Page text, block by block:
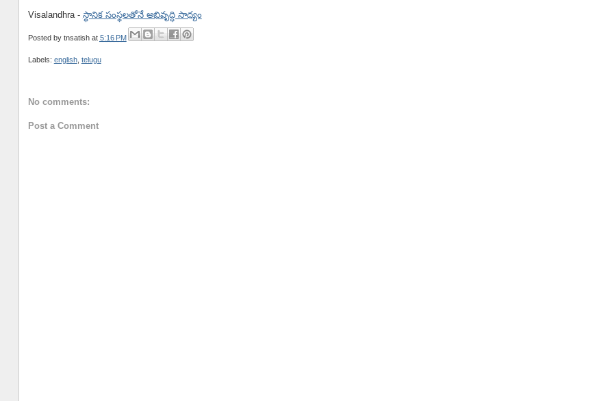
Visalandhra - స్థానిక సంస్థలతోనే అభివృద్ధి సాధ్యం
Posted by tnsatish at 5:16 PM
Labels: english, telugu
No comments:
Post a Comment